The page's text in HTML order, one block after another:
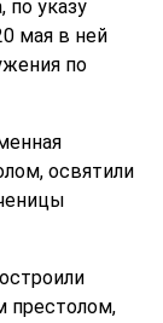
по указу
мая в ней
по
освятили
престолом,